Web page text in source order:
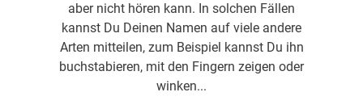
aber nicht hören kann. In solchen Fällen
kannst Du Deinen Namen auf viele andere
Arten mitteilen, zum Beispiel kannst Du ihn
buchstabieren, mit den Fingern zeigen oder
winken...